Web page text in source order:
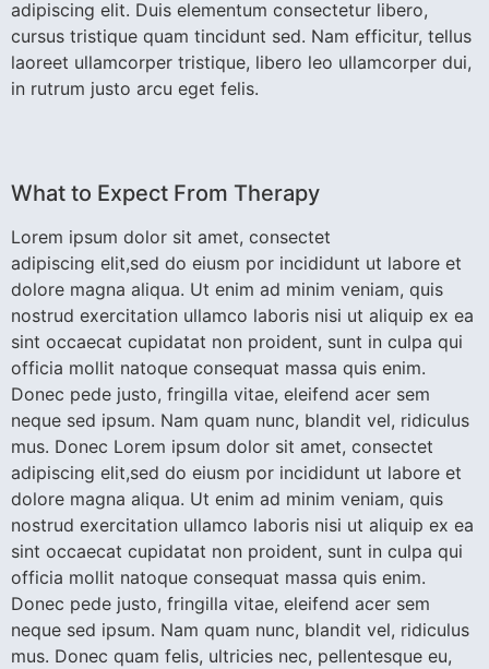
adipiscing elit. Duis elementum consectetur libero,
cursus tristique quam tincidunt sed. Nam efficitur, tellus
laoreet ullamcorper tristique, libero leo ullamcorper dui,
in rutrum justo arcu eget felis.
What to Expect From Therapy
Lorem ipsum dolor sit amet, consectet
adipiscing elit,sed do eiusm por incididunt ut labore et
dolore magna aliqua. Ut enim ad minim veniam, quis
nostrud exercitation ullamco laboris nisi ut aliquip ex ea
sint occaecat cupidatat non proident, sunt in culpa qui
officia mollit natoque consequat massa quis enim.
Donec pede justo, fringilla vitae, eleifend acer sem
neque sed ipsum. Nam quam nunc, blandit vel, ridiculus
mus. Donec Lorem ipsum dolor sit amet, consectet
adipiscing elit,sed do eiusm por incididunt ut labore et
dolore magna aliqua. Ut enim ad minim veniam, quis
nostrud exercitation ullamco laboris nisi ut aliquip ex ea
sint occaecat cupidatat non proident, sunt in culpa qui
officia mollit natoque consequat massa quis enim.
Donec pede justo, fringilla vitae, eleifend acer sem
neque sed ipsum. Nam quam nunc, blandit vel, ridiculus
mus. Donec quam felis, ultricies nec, pellentesque eu,